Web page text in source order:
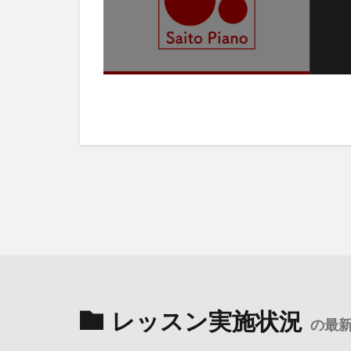
レッスン実施状況 の最